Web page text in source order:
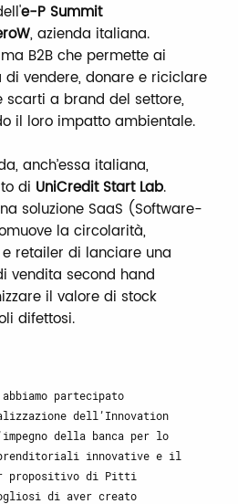
e-P Summit
, azienda italiana.
B2B che permette ai
vendere, donare e riciclare
scarti a brand del settore,
il loro impatto ambientale.
anch’essa italiana,
di UniCredit Start Lab.
soluzione SaaS (Software-
la circolarità,
retailer di lanciare una
vendita second hand
il valore di stock
difettosi.
partecipato
dell’Innovation
della banca per lo
innovative e il
propositivo di Pitti
di aver creato